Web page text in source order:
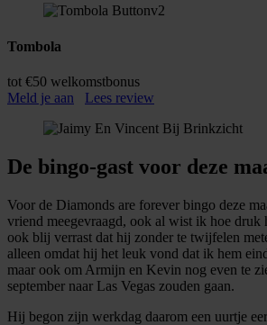
Tombola
tot €50 welkomstbonus
Meld je aan
Lees review
De bingo-gast voor deze
Voor de Diamonds are forever bingo deze
vriend meegevraagd, ook al wist ik hoe druk
ook blij verrast dat hij zonder te twijfelen
alleen omdat hij het leuk vond dat ik hem
maar ook om Armijn en Kevin nog even te
september naar Las Vegas zouden gaan.
Hij begon zijn werkdag daarom een uurtje